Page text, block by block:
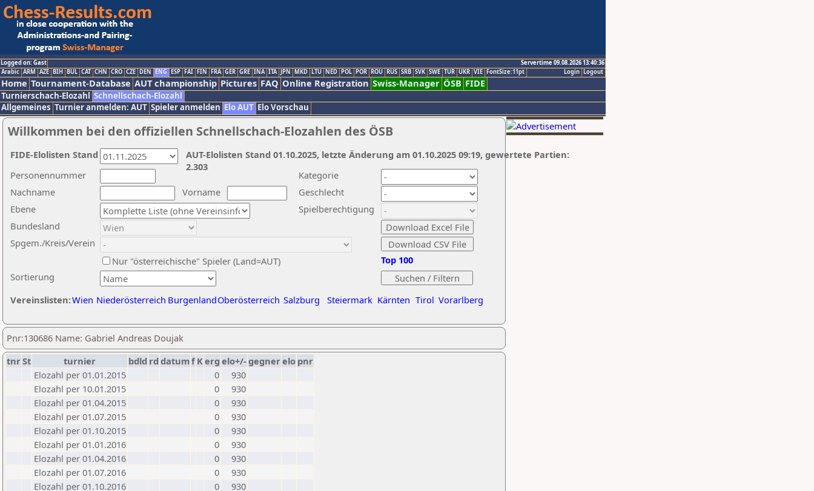
Logged on: Gast
Servertime 09.08.2026 13:40:36
Logout
Login
Arabic ARM AZE BIH BUL CAT CHN CRO CZE DEN ENG ESP FAI FIN FRA GER GRE INA ITA JPN MKD LTU NED POL POR ROU RUS SRB SVK SWE TUR UKR VIE FontSize:11pt
Home Tournament-Database AUT championship Pictures FAQ Online Registration Swiss-Manager ÖSB FIDE
Turnierschach-Elozahl Schnellschach-Elozahl
Allgemeines Turnier anmelden: AUT Spieler anmelden Elo AUT Elo Vorschau
Willkommen bei den offiziellen Schnellschach-Elozahlen des ÖSB
Nachname
Vorname
Ebene
Kategorie
Sortierung
Personennummer
Bundesland
Spgem./Kreis/Verein
Geschlecht
Nur "österreichische" Spieler (Land=AUT)
Spielberechtigung
Vereinslisten:Wien Niederösterreich BurgenlandOberösterreich Salzburg Steiermark Kärnten Tirol Vorarlberg
Top 100
AUT-Elolisten Stand 01.10.2025, letzte Änderung am 01.10.2025 09:19, gewertete Partien:
2.303
FIDE-Elolisten Stand
Pnr:130686 Name: Gabriel Andreas Doujak
tnrSt turnier bdld rd datumf Kerg elo+/-gegnerelo pnr
Elozahl per 01.01.2015
0
930
Elozahl per 10.01.2015
0
930
Elozahl per 01.04.2015
0
930
Elozahl per 01.07.2015
0
930
Elozahl per 01.10.2015
0
930
Elozahl per 01.01.2016
0
930
Elozahl per 01.04.2016
0
930
Elozahl per 01.07.2016
0
930
Elozahl per 01.10.2016
0
930